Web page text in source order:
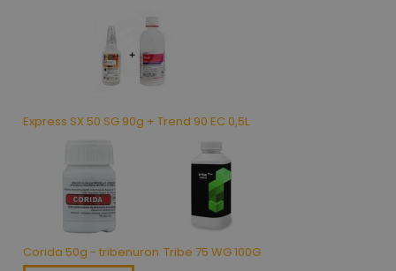
Express SX 50 SG 90g + Trend 90 EC 0,5L
Corida 50g - tribenuron Tribe 75 WG 100G